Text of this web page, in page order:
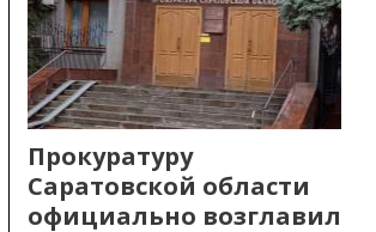
Прокуратуру
Саратовской области
официально возглавил